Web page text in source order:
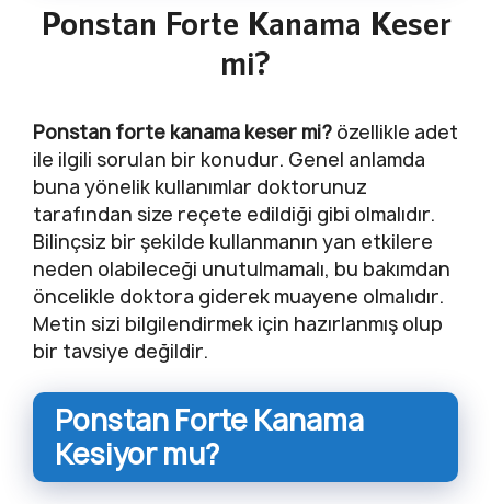
Ponstan Forte Kanama Keser
mi?
Ponstan forte kanama keser mi? özellikle adet
ile ilgili sorulan bir konudur. Genel anlamda
buna yönelik kullanımlar doktorunuz
tarafından size reçete edildiği gibi olmalıdır.
Bilinçsiz bir şekilde kullanmanın yan etkilere
neden olabileceği unutulmamalı, bu bakımdan
öncelikle doktora giderek muayene olmalıdır.
Metin sizi bilgilendirmek için hazırlanmış olup
bir tavsiye değildir.
Ponstan Forte Kanama
Kesiyor mu?